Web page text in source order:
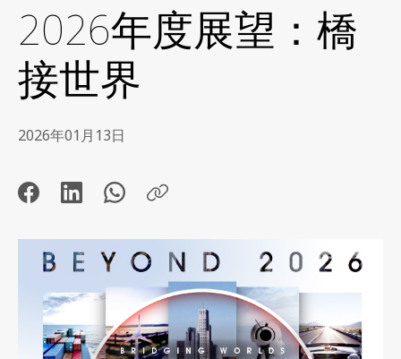
2026年度展望：橋
接世界
2026年01月13日